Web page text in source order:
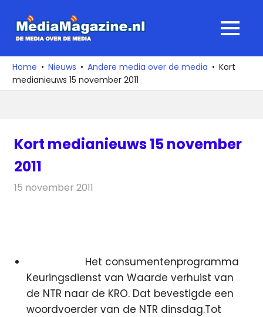
naar
media
over
de
MENU
Home Nieuws Andere media over de media
Kort
medianieuws 15 november 2011
Kort medianieuws 15 november
2011
15 november 2011
Het consumentenprogramma
Keuringsdienst van Waarde verhuist van
de NTR naar de KRO. Dat bevestigde een
woordvoerder van de NTR dinsdag.Tot